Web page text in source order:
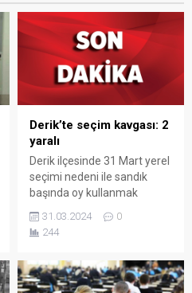
Derik’te seçim kavgası: 2
yaralı
Derik ilçesinde 31 Mart yerel
seçimi nedeni ile sandık
başında oy kullanmak
kavga çıktı. Kavgada 2 kişi
yaralandı.
31.03.2024
0
244